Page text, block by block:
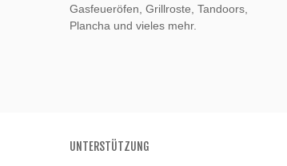
Gasfeueröfen, Grillroste, Tandoors,
Plancha und vieles mehr.
UNTERSTÜTZUNG